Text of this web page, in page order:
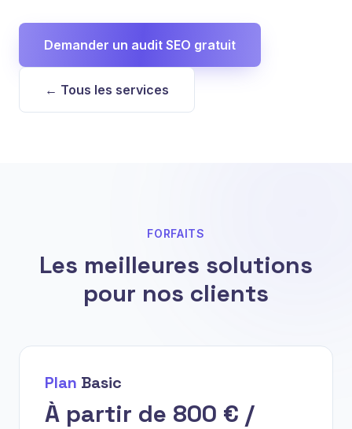
Demander un audit SEO gratuit
← Tous les services
FORFAITS
Les meilleures solutions
pour nos clients
Plan Basic
À partir de 800 € /